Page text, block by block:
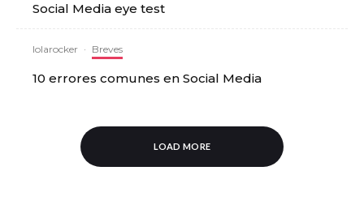
Social Media eye test
lolarocker · Breves
10 errores comunes en Social Media
LOAD MORE